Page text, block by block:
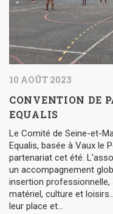
10 AOÛT 2023
CONVENTION DE
EQUALIS
Le Comité de Seine-et-
Equalis, basée à Vaux le
partenariat cet été.
un accompagnement
insertion
matériel, culture et
leur place et...